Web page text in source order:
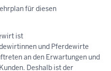
für diesen
ist
und Pferdewirte
an den Erwartungen und
Deshalb ist der